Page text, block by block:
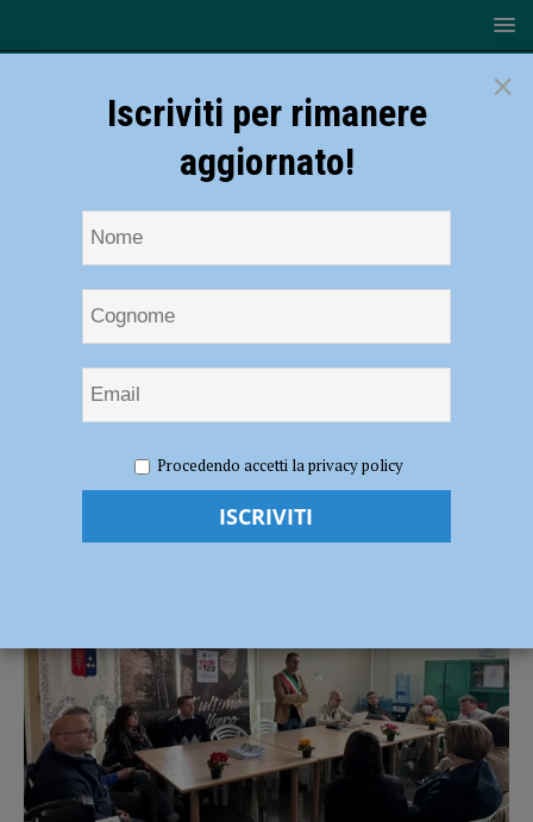
Comune di Calendasco
×
Iscriviti per rimanere
aggiornato!
Procedendo accetti la privacy policy